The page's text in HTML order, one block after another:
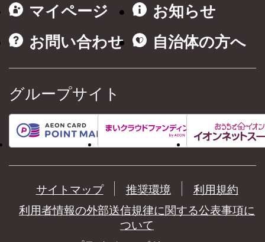
マイページ
お知らせ
お問い合わせ
自治体の方へ
グループサイト
サイトマップ 推奨環境
利用規約
利用者情報の外部送信規律に関する公表事項に
ついて